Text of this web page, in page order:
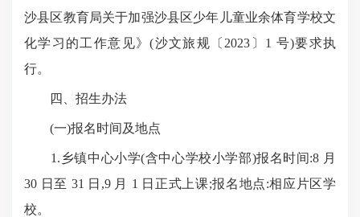
沙县区教育局关于加强沙县区少年儿童业余体育学校文
化学习的工作意见》(沙文旅规〔2023〕1 号)要求执
行。
四、招生办法
(一)报名时间及地点
1.乡镇中心小学(含中心学校小学部)报名时间:8 月
30 日至 31 日,9 月 1 日正式上课;报名地点:相应片区学
校。